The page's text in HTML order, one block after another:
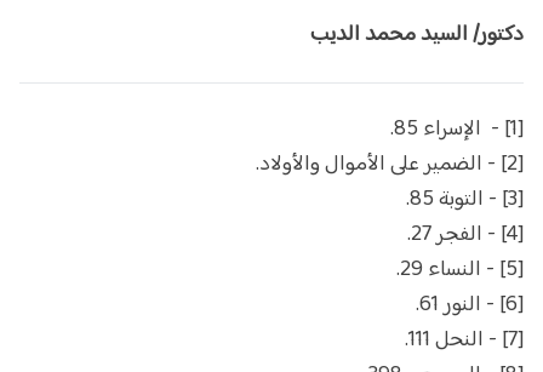
دكتور/ السيد محمد الديب
[1] - الإسراء 85.
[2] - الضمير على الأموال والأولاد.
[3] - التوبة 85.
[4] - الفجر 27.
[5] - النساء 29.
[6] - النور 61.
[7] - النحل 111.